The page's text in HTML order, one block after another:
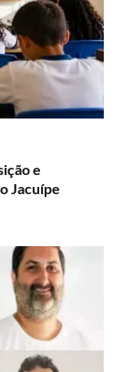
e
Jacuípe